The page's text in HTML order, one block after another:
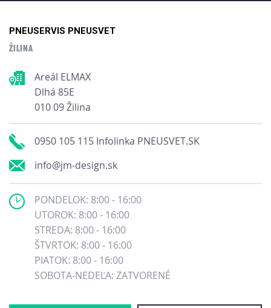
PNEUSERVIS PNEUSVET
ŽILINA
Areál ELMAX
Dlhá 85E
010 09 Žilina
0950 105 115 Infolinka PNEUSVET.SK
info@jm-design.sk
PONDELOK: 8:00 - 16:00
UTOROK: 8:00 - 16:00
STREDA: 8:00 - 16:00
ŠTVRTOK: 8:00 - 16:00
PIATOK: 8:00 - 16:00
SOBOTA-NEDEĽA: ZATVORENÉ